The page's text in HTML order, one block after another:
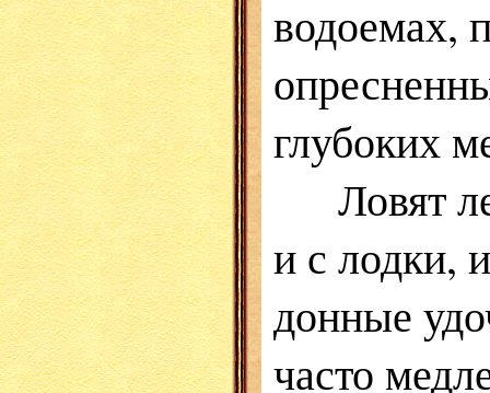
водоемах,
глубоких
Ловят
и с лодки,
донные
часто